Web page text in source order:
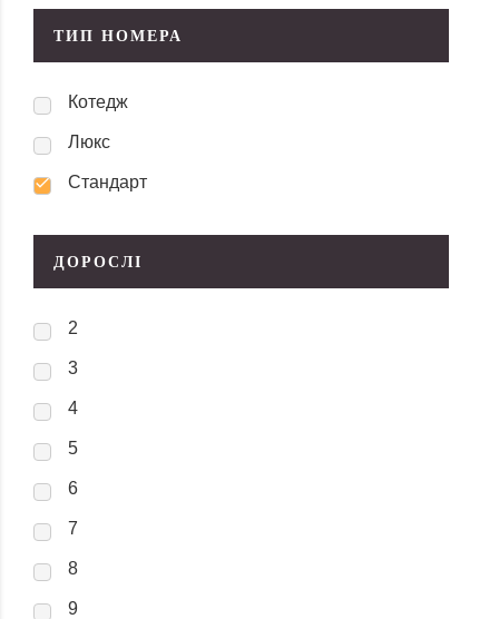
ТИП НОМЕРА
Котедж
Люкс
Стандарт
ДОРОСЛІ
2
3
4
5
6
7
8
9